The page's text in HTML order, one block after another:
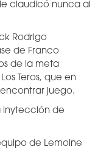
claudicó nunca al
Rodrigo
de Franco
de la meta
Teros, que en
juego.
inytección de
de Lemoine